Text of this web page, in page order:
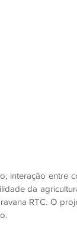
interação entre
da
RTC. O